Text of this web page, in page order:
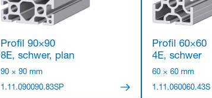
Profil 90×90
8E, schwer, plan
90 × 90 mm
1.11.090090.83SP
Profil 60×60
4E, schwer
60 × 60 mm
1.11.060060.43S